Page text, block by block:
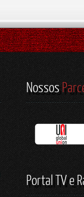
Nossos
Portal TV e